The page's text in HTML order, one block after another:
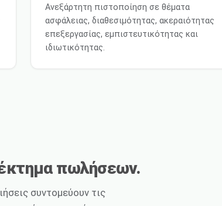
Ανεξάρτητη πιστοποίηση σε θέματα
ασφάλειας, διαθεσιμότητας, ακεραιότητας
επεξεργασίας, εμπιστευτικότητας και
ιδιωτικότητας.
πωλήσεων.
συντομεύουν τις